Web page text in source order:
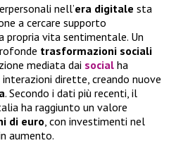
nell’era digitale sta
a cercare supporto
propria vita sentimentale. Un
trasformazioni sociali
mediata dai social ha
dirette, creando nuove
. Secondo i dati più recenti, il
ha raggiunto un valore
di euro , con investimenti nel
aumento.